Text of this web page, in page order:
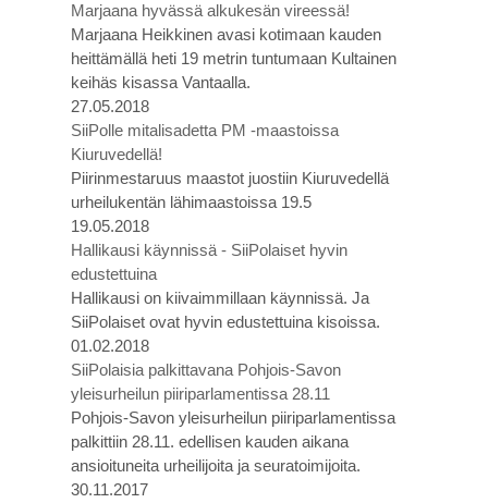
Marjaana hyvässä alkukesän vireessä!
Marjaana Heikkinen avasi kotimaan kauden
heittämällä heti 19 metrin tuntumaan Kultainen
keihäs kisassa Vantaalla.
27.05.2018
SiiPolle mitalisadetta PM -maastoissa
Kiuruvedellä!
Piirinmestaruus maastot juostiin Kiuruvedellä
urheilukentän lähimaastoissa 19.5
19.05.2018
Hallikausi käynnissä - SiiPolaiset hyvin
edustettuina
Hallikausi on kiivaimmillaan käynnissä. Ja
SiiPolaiset ovat hyvin edustettuina kisoissa.
01.02.2018
SiiPolaisia palkittavana Pohjois-Savon
yleisurheilun piiriparlamentissa 28.11
Pohjois-Savon yleisurheilun piiriparlamentissa
palkittiin 28.11. edellisen kauden aikana
ansioituneita urheilijoita ja seuratoimijoita.
30.11.2017